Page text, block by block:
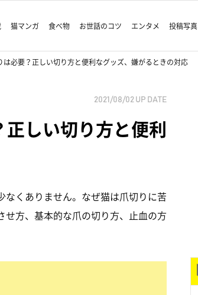
猫マンガ 食べ物 お世話のコツ エンタメ 投稿写真
は必要？正しい切り方と便利なグッズ、嫌がるときの対応
2021/08/02 UP DATE
しい切り方と便利
くありません。なぜ猫は爪切りに苦
方、基本的な爪の切り方、止血の方